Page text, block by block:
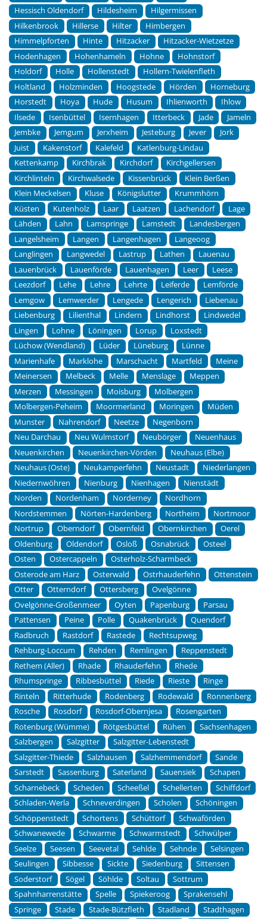
Hessisch Oldendorf
Hildesheim
Hilgermissen
Hilkenbrook
Hillerse Hilter
Himbergen
Himmelpforten
Hinte Hitzacker
Hitzacker-Wietzetze
Hodenhagen
Hohenhameln Hohne
Hohnstorf
Holdorf
Holle Hollenstedt
Hollern-Twielenfleth
Holtland
Holzminden Hoogstede Hörden
Horneburg
Horstedt
Hoya Hude Husum Ihlienworth
Ihlow
Ilsede
Isenbüttel Isernhagen Itterbeck Jade
Jameln
Jembke
Jemgum Jerxheim Jesteburg Jever
Jork
Juist
Kakenstorf Kalefeld
Katlenburg-Lindau
Kettenkamp
Kirchbrak Kirchdorf
Kirchgellersen
Kirchlinteln
Kirchwalsede Kissenbrück
Klein Berßen
Klein Meckelsen
Kluse Königslutter
Krummhörn
Küsten
Kutenholz Laar Laatzen Lachendorf
Lage
Lähden
Lahn Lamspringe Lamstedt
Landesbergen
Langelsheim
Langen Langenhagen
Langeoog
Langlingen
Langwedel Lastrup Lathen
Lauenau
Lauenbrück
Lauenförde Lauenhagen Leer
Leese
Leezdorf
Lehe Lehre Lehrte Leiferde
Lemförde
Lemgow
Lemwerder Lengede Lengerich
Liebenau
Liebenburg
Lilienthal Lindern Lindhorst
Lindwedel
Lingen
Lohne Löningen Lorup
Loxstedt
Lüchow (Wendland)
Lüder Lüneburg
Lünne
Marienhafe
Marklohe Marschacht Martfeld
Meine
Meinersen
Melbeck Melle Menslage
Meppen
Merzen
Messingen Moisburg
Molbergen
Molbergen-Peheim
Moormerland Moringen
Müden
Munster
Nahrendorf Neetze
Negenborn
Neu Darchau
Neu Wulmstorf Neubörger
Neuenhaus
Neuenkirchen
Neuenkirchen-Vörden
Neuhaus (Elbe)
Neuhaus (Oste)
Neukamperfehn Neustadt
Niederlangen
Niedernwöhren
Nienburg Nienhagen
Nienstädt
Norden
Nordenham Norderney
Nordhorn
Nordstemmen
Nörten-Hardenberg Northeim
Nortmoor
Nortrup
Oberndorf Obernfeld Obernkirchen
Oerel
Oldenburg
Oldendorf Osloß Osnabrück
Osteel
Osten
Ostercappeln
Osterholz-Scharmbeck
Osterode am Harz
Osterwald Ostrhauderfehn
Ottenstein
Otter
Otterndorf Ottersberg
Ovelgönne
Ovelgönne-Großenmeer
Oyten Papenburg
Parsau
Pattensen
Peine Polle Quakenbrück
Quendorf
Radbruch
Rastdorf Rastede
Rechtsupweg
Rehburg-Loccum
Rehden Remlingen
Reppenstedt
Rethem (Aller)
Rhade Rhauderfehn
Rhede
Rhumspringe
Ribbesbüttel Riede Rieste
Ringe
Rinteln
Ritterhude Rodenberg Rodewald
Ronnenberg
Rosche
Rosdorf Rosdorf-Obernjesa
Rosengarten
Rotenburg (Wümme)
Rötgesbüttel Rühen
Sachsenhagen
Salzbergen
Salzgitter
Salzgitter-Lebenstedt
Salzgitter-Thiede
Salzhausen Salzhemmendorf
Sande
Sarstedt
Sassenburg Saterland Sauensiek
Schapen
Scharnebeck
Scheden Scheeßel Schellerten
Schiffdorf
Schladen-Werla
Schneverdingen Scholen
Schöningen
Schöppenstedt
Schortens Schüttorf
Schwaförden
Schwanewede
Schwarme Schwarmstedt
Schwülper
Seelze
Seesen Seevetal Sehlde Sehnde
Selsingen
Seulingen
Sibbesse Sickte Siedenburg
Sittensen
Soderstorf
Sögel Söhlde Soltau
Sottrum
Spahnharrenstätte
Spelle Spiekeroog
Sprakensehl
Springe
Stade Stade-Bützfleth Stadland
Stadthagen